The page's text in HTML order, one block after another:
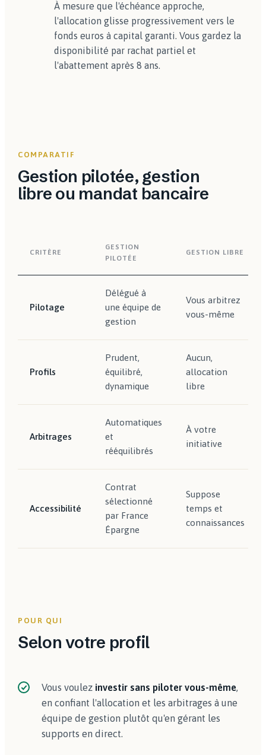
À mesure que l'échéance approche,
l'allocation glisse progressivement vers le
fonds euros à capital garanti. Vous gardez la
disponibilité par rachat partiel et
l'abattement après 8 ans.
COMPARATIF
Gestion pilotée, gestion
libre ou mandat bancaire
CRITÈRE
GESTION
PILOTÉE
GESTION LIBRE
Pilotage
Délégué à
une équipe de
gestion
Vous arbitrez
vous-même
Profils
Prudent,
équilibré,
dynamique
Aucun,
allocation
libre
Arbitrages
Automatiques
et
rééquilibrés
À votre
initiative
Accessibilité
Contrat
sélectionné
par France
Épargne
Suppose
temps et
connaissances
POUR QUI
Selon votre profil
Vous voulez investir sans piloter vous-même,
en confiant l'allocation et les arbitrages à une
équipe de gestion plutôt qu'en gérant les
supports en direct.